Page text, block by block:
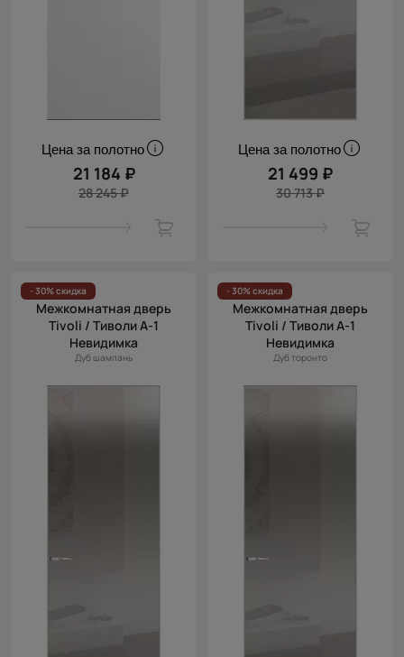
Цена за полотно
21 184 ₽
28 245 ₽
Цена за полотно
21 499 ₽
30 713 ₽
- 30% скидка
Межкомнатная дверь
Tivoli / Тиволи А-1
Невидимка
Дуб шампань
- 30% скидка
Межкомнатная дверь
Tivoli / Тиволи А-1
Невидимка
Дуб торонто